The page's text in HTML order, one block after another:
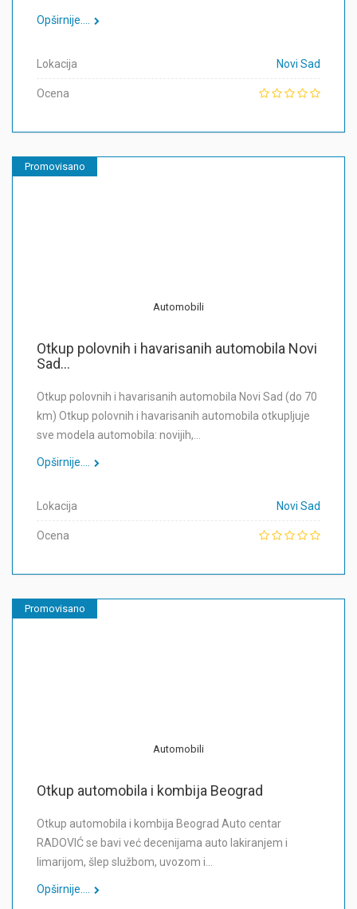
Opširnije....
Lokacija Novi Sad
Ocena
Promovisano
Automobili
Otkup polovnih i havarisanih automobila Novi
Sad...
Otkup polovnih i havarisanih automobila Novi Sad (do 70
km) Otkup polovnih i havarisanih automobila otkupljuje
sve modela automobila: novijih,…
Opširnije....
Lokacija Novi Sad
Ocena
Promovisano
Automobili
Otkup automobila i kombija Beograd
Otkup automobila i kombija Beograd Auto centar
RADOVIĆ se bavi već decenijama auto lakiranjem i
limarijom, šlep službom, uvozom i…
Opširnije....